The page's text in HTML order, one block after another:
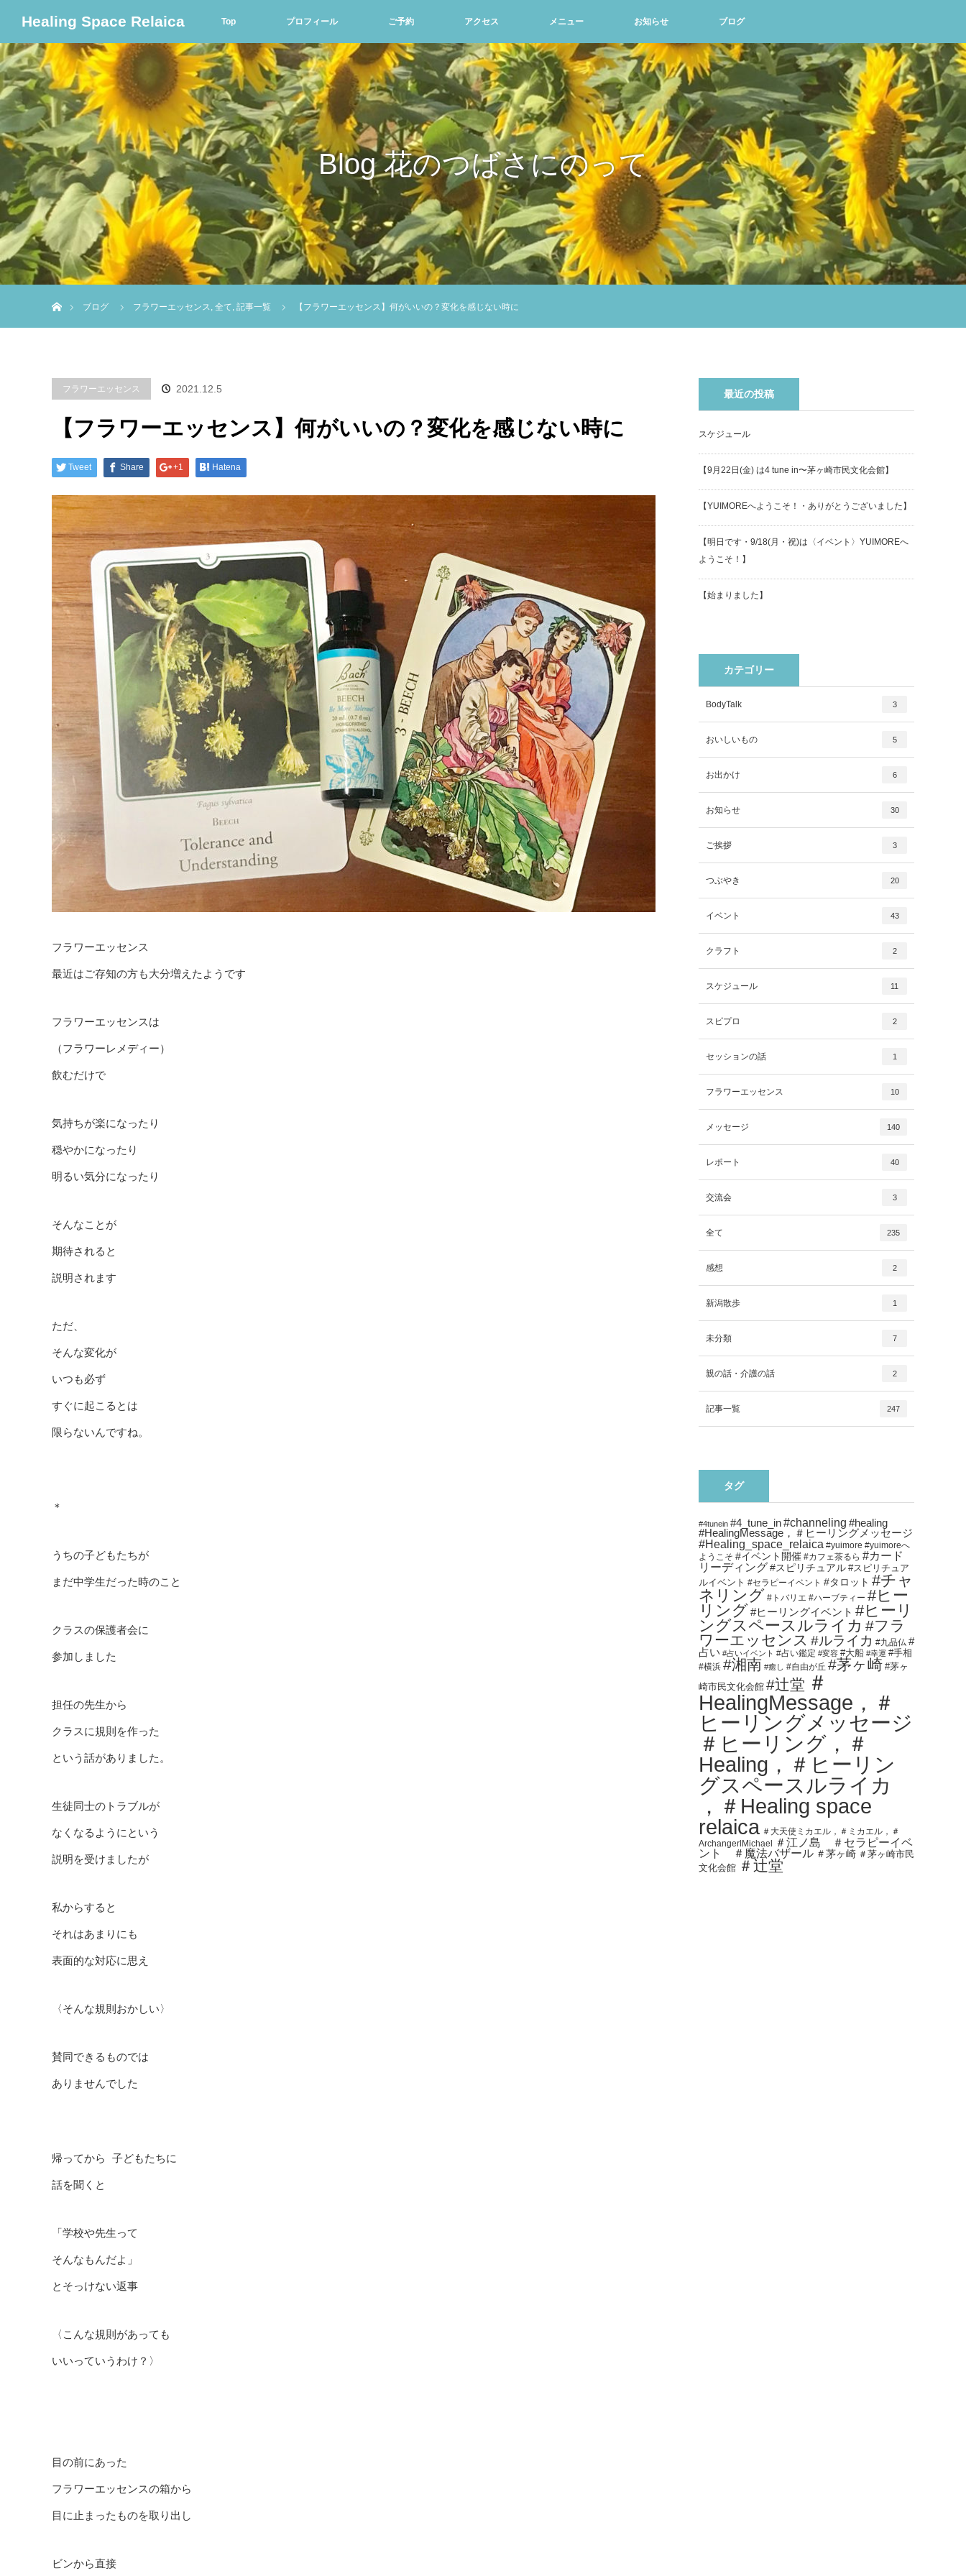
Healing Space Relaica Top プロフィール ご予約 アクセス メニュー お知らせ ブログ
Blog 花のつばさにのって
ブログ
フラワーエッセンス, 全て, 記事一覧 【フラワーエッセンス】何がいいの？変化を感じない時に
フラワーエッセンス 2021.12.5
【フラワーエッセンス】何がいいの？変化を感じない時に
Tweet Share +1 Hatena
フラワーエッセンス
最近はご存知の方も大分増えたようです
フラワーエッセンスは
（フラワーレメディー）
飲むだけで
気持ちが楽になったり
穏やかになったり
明るい気分になったり
そんなことが
期待されると
説明されます
ただ、
そんな変化が
いつも必ず
すぐに起こるとは
限らないんですね。
＊
うちの子どもたちが
まだ中学生だった時のこと
クラスの保護者会に
参加しました
担任の先生から
クラスに規則を作った
という話がありました。
生徒同士のトラブルが
なくなるようにという
説明を受けましたが
私からすると
それはあまりにも
表面的な対応に思え
〈そんな規則おかしい〉
賛同できるものでは
ありませんでした
帰ってから 子どもたちに
話を聞くと
「学校や先生って
そんなもんだよ」
とそっけない返事
〈こんな規則があっても
いいっていうわけ？〉
目の前にあった
フラワーエッセンスの箱から
目に止まったものを取り出し
ビンから直接
最近の投稿
スケジュール
【9月22日(金) は4 tune in〜茅ヶ崎市民文化会館】
【YUIMOREへようこそ！・ありがとうございました】
【明日です・9/18(月・祝)は〈イベント〉YUIMOREへ
ようこそ！】
【始まりました】
カテゴリー
BodyTalk 3
おいしいもの 5
お出かけ 6
お知らせ 30
ご挨拶 3
つぶやき 20
イベント 43
クラフト 2
スケジュール 11
スピプロ 2
セッションの話 1
フラワーエッセンス 10
メッセージ 140
レポート 40
交流会 3
全て 235
感想 2
新潟散歩 1
未分類 7
親の話・介護の話 2
記事一覧 247
タグ
#4tunein #4_tune_in#channeling #healing
#HealingMessage，＃ヒーリングメッセージ
#Healing_space_relaica #yuimore #yuimoreへ
ようこそ #イベント開催 #カフェ茶るら #カード
リーディング#スピリチュアル #スピリチュア
ルイベント #セラピーイベント #タロット #チャ
ネリング #トバリエ #ハーブティー #ヒー
リング#ヒーリングイベント #ヒーリ
ングスペースルライカ #フラ
ワーエッセンス #ルライカ #九品仏 #
占い #占いイベント #占い鑑定 #変容 #大船 #幸運 #手相
#横浜 #湘南 #癒し #自由が丘 #茅ヶ崎 #茅ヶ
崎市民文化会館 #辻堂 ＃
HealingMessage，＃
ヒーリングメッセージ
＃ヒーリング，＃
Healing，＃ヒーリン
グスペースルライカ
，＃Healing space
relaica ＃大天使ミカエル，＃ミカエル，＃
ArchangerlMichael ＃江ノ島 ＃セラピーイベ
ント ＃魔法バザール ＃茅ヶ崎 ＃茅ヶ崎市民
文化会館 ＃辻堂